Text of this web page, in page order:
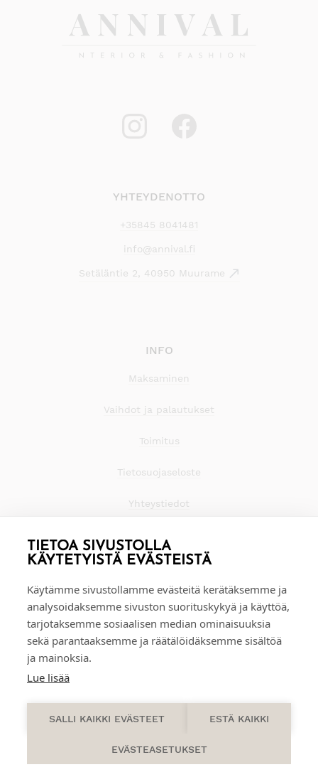
TIETOA SIVUSTOLLA
KÄYTETYISTÄ EVÄSTEISTÄ
Käytämme sivustollamme evästeitä kerätäksemme ja
analysoidaksemme sivuston suorituskykyä ja käyttöä,
tarjotaksemme sosiaalisen median ominaisuuksia
sekä parantaaksemme ja räätälöidäksemme sisältöä
ja mainoksia.
Lue lisää
SALLI KAIKKI EVÄSTEET ESTÄ KAIKKI
EVÄSTEASETUKSET
YHTEYDENOTTO
+35845 8041481
info@annival.fi
Setäläntie 2, 40950 Muurame
INFO
Maksaminen
Vaihdot ja palautukset
Toimitus
Tietosuojaseloste
Yhteystiedot